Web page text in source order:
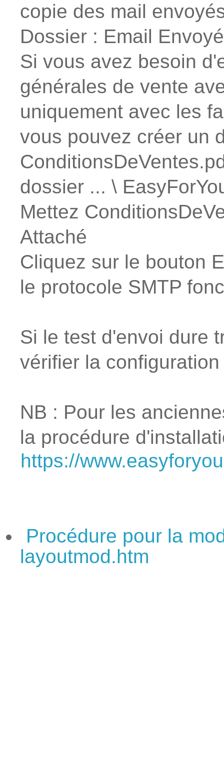
copie des mail
Dossier : Email
Si vous avez besoin
générales de vente
uniquement avec les
vous pouvez créer un
dossier ... \
Mettez
Attaché
Cliquez sur le bouton
le protocole SMTP
Si le test d'envoi dure
vérifier la
NB : Pour les
la procédure
https://
Procédure pour la
layoutmod.htm